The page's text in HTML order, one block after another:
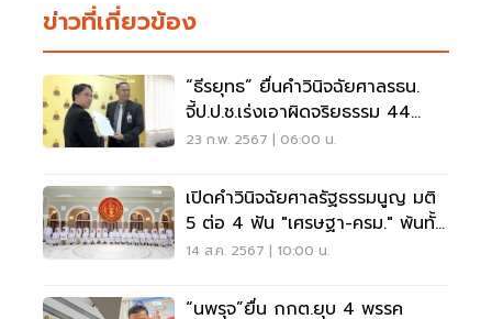
ข่าวที่เกี่ยวข้อง
“ธีรยุทธ” ยื่นคำวินิจฉัยศาลรธน.
จี้ป.ป.ช.เร่งเอาผิดจริยธรรม 44
ส.ส.ก้าวไกล
23 ก.พ. 2567 | 06:00 น.
เปิดคำวินิจฉัยศาลรัฐธรรมนูญ มติ
5 ต่อ 4 ฟัน "เศรษฐา-ครม." พ้นทั้ง
คณะ
14 ส.ค. 2567 | 10:00 น.
“นพรุจ”ยื่น กกต.ยุบ 4 พรรค